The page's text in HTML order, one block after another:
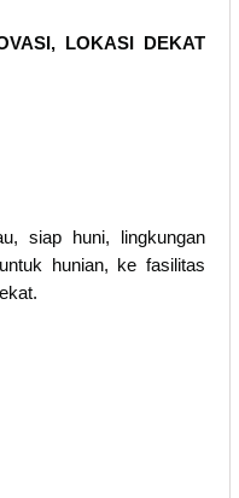
LOKASI DEKAT
siap huni, lingkungan
hunian, ke fasilitas